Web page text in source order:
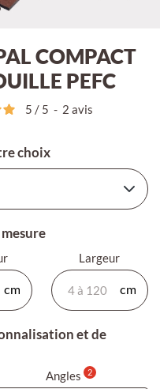
COMPACT
PEFC
5 / 5 - 2 avis
choix
Largeur
et de
Angles 2